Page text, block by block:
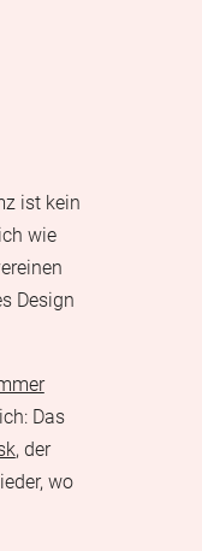
ist kein
wie
Design
Das
, der
wo